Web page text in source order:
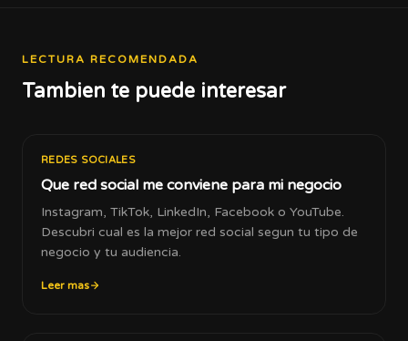
LECTURA RECOMENDADA
Tambien te puede interesar
REDES SOCIALES
Que red social me conviene para mi negocio
Instagram, TikTok, LinkedIn, Facebook o YouTube.
Descubri cual es la mejor red social segun tu tipo de
negocio y tu audiencia.
Leer mas